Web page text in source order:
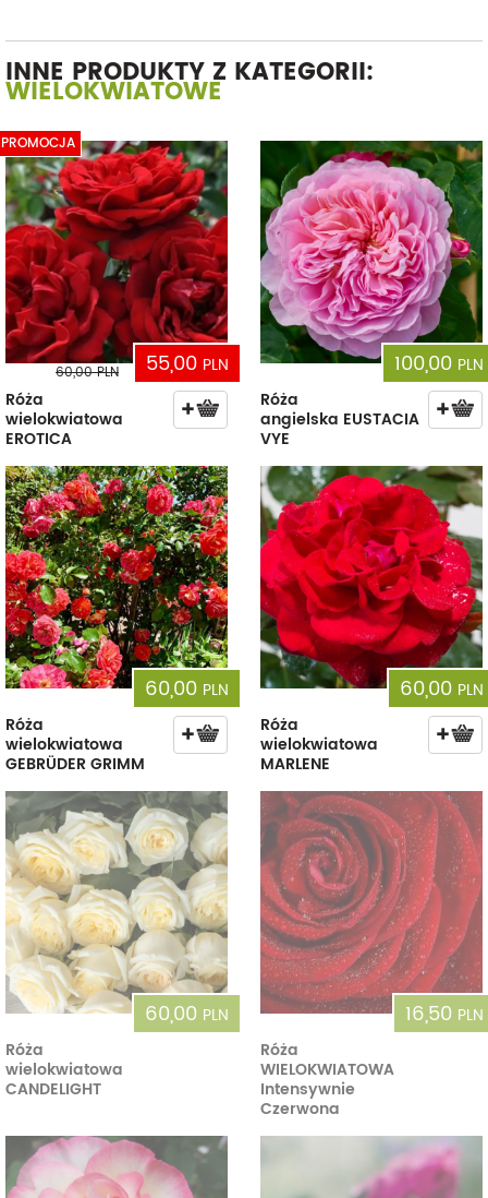
INNE PRODUKTY Z KATEGORII:
WIELOKWIATOWE
PROMOCJA
55,00 PLN
60,00PLN
Róża
wielokwiatowa
EROTICA
100,00 PLN
Róża
angielska EUSTACIA
VYE
60,00 PLN
Róża
wielokwiatowa
GEBRÜDER GRIMM
60,00 PLN
Róża
wielokwiatowa
MARLENE
60,00 PLN
Róża
wielokwiatowa
CANDELIGHT
16,50 PLN
Róża
WIELOKWIATOWA
Intensywnie
Czerwona